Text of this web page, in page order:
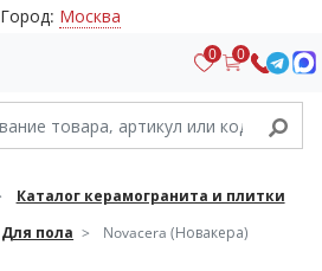
Город: Москва
0 0
Каталог керамогранита и плитки
Для пола Novacera (Новакера)